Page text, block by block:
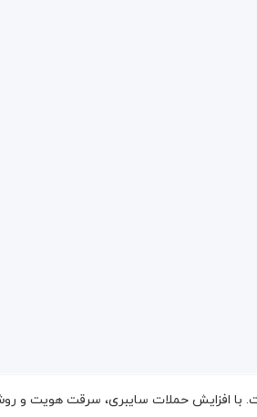
با افزایش حملات سایبری، سرقت هویت و